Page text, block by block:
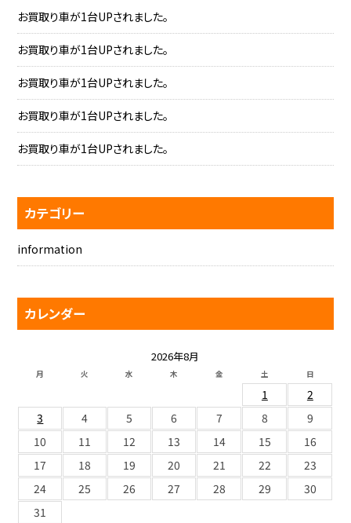
お買取り車が1台UPされました。
お買取り車が1台UPされました。
お買取り車が1台UPされました。
お買取り車が1台UPされました。
お買取り車が1台UPされました。
カテゴリー
information
カレンダー
2026年8月
月 火 水 木 金 土 日
1
2
3
4 5 6 7 8
9
10
11 12 13 14 15
16
17
18 19 20 21 22
23
24
25 26 27 28 29
30
31